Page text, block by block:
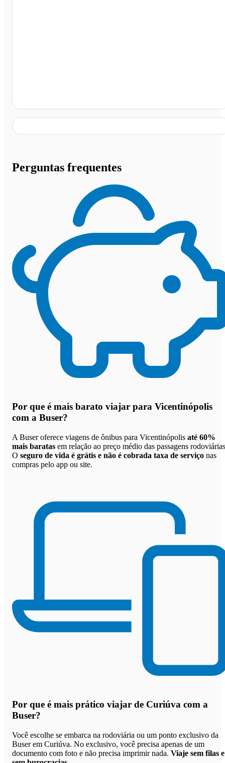
Perguntas frequentes
Por que é mais barato viajar para Vicentinópolis
com a Buser?
A Buser oferece viagens de ônibus para Vicentinópolis até 60%
mais baratas em relação ao preço médio das passagens
O seguro de vida é grátis e não é cobrada taxa de serviço nas
compras pelo app ou site.
Por que é mais prático viajar de Curiúva com a
Buser?
Você escolhe se embarca na rodoviária ou um ponto exclusivo da
Buser em Curiúva. No exclusivo, você precisa apenas de um
documento com foto e não precisa imprimir nada. Viaje sem filas e